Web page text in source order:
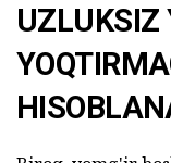
UZLUKSIZ